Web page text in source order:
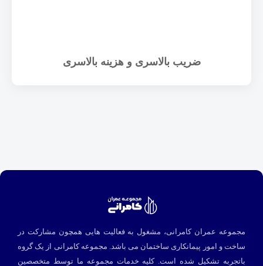
ضریب بالاسری و هزینه بالاسری
مجموعه عمران کامرانی، مشغول به فعالیت هایی همچون مشارکت در
ساخت و امور پیمانکاری ساختمان می باشد. مجموعه کامرانی از یک گروه
باتجربه تشکیل شده است. کلیه خدمات مجموعه ما توسط متخصصین